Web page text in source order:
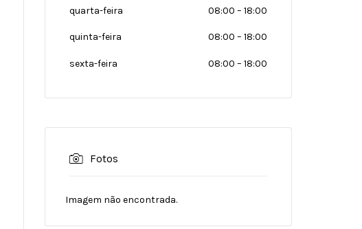
quarta-feira 08:00 – 18:00
quinta-feira 08:00 – 18:00
sexta-feira 08:00 – 18:00
Fotos
Imagem não encontrada.